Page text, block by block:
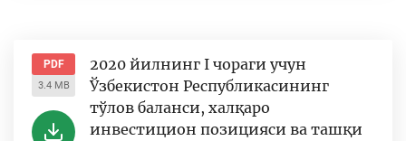
PDF
3.4 MB
2020 йилнинг I чораги учун
Ўзбекистон Республикасининг
тўлов баланси, халқаро
инвестицион позицияси ва ташқи